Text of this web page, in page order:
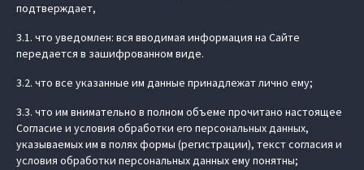
подтверждает,
3.1. что уведомлен: вся вводимая информация на Сайте
передается в зашифрованном виде.
3.2. что все указанные им данные принадлежат лично ему;
3.3. что им внимательно в полном объеме прочитано настоящее
Согласие и условия обработки его персональных данных,
указываемых им в полях формы (регистрации), текст согласия и
условия обработки персональных данных ему понятны;